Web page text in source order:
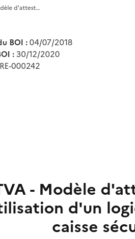
d'attest…
BOI :04/07/2018
: 30/12/2020
000242
- Modèle
d'un
caisse